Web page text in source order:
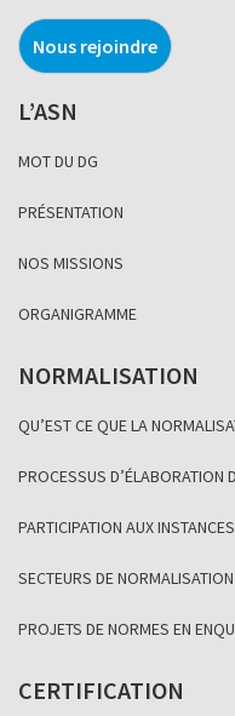
Nous rejoindre
L’ASN
MOT DU DG
PRÉSENTATION
NOS MISSIONS
ORGANIGRAMME
NORMALISATION
QU’EST CE QUE LA
PROCESSUS D’ÉLABORATION
PARTICIPATION AUX
SECTEURS DE
PROJETS DE NORMES EN
CERTIFICATION